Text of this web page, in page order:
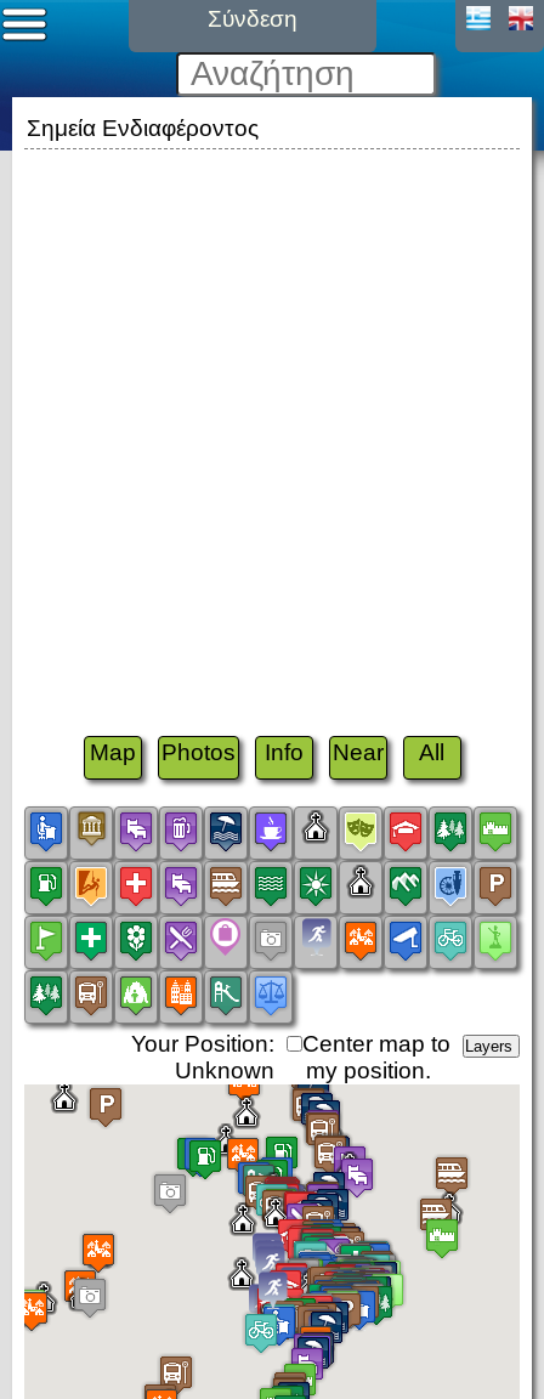
Σύνδεση
Σημεία Ενδιαφέροντος
Map Photos Info Near All
Center map to
my position.
Your Position:
Unknown